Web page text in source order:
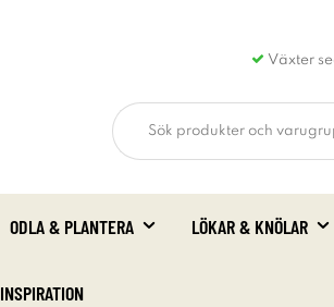
Växter
ODLA & PLANTERA LÖKAR & KNÖLAR
INSPIRATION